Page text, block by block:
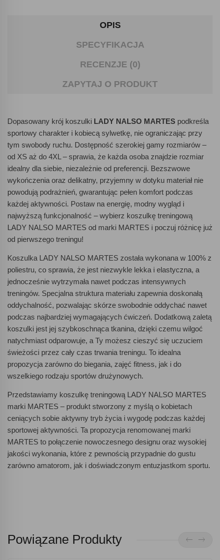
OPIS
SPECYFIKACJA
RECENZJE (0)
ZAPYTAJ O PRODUKT
Dopasowany krój koszulki LADY NALSO MARTES podkreśla
sportowy charakter i kobiecą sylwetkę, nie ograniczając przy
tym swobody ruchu. Dostępność szerokiej gamy rozmiarów –
od XS aż do 4XL – sprawia, że każda osoba znajdzie rozmiar
idealny dla siebie, niezależnie od preferencji. Bezszwowe
wykończenia oraz delikatny, przyjemny w dotyku materiał nie
powodują podrażnień, gwarantując pełen komfort podczas
każdej aktywności. Postaw na energię, modny wygląd i
najwyższą funkcjonalność – wybierz koszulkę treningową
LADY NALSO MARTES od marki MARTES i poczuj różnicę już
od pierwszego treningu!
Koszulka LADY NALSO MARTES została wykonana w 100% z
poliestru, co sprawia, że jest niezwykle lekka i elastyczna, a
jednocześnie wytrzymała nawet podczas intensywnych
treningów. Specjalna struktura materiału zapewnia doskonałą
oddychalność, pozwalając skórze swobodnie oddychać nawet
podczas najbardziej wymagających ćwiczeń. Dodatkową zaletą
koszulki jest jej szybkoschnąca tkanina, dzięki czemu wilgoć
natychmiast odparowuje, a Ty możesz cieszyć się uczuciem
świeżości przez cały czas trwania treningu. To idealna
propozycja zarówno do biegania, zajęć fitness, jak i do
wszelkiego rodzaju sportów drużynowych.
Przedstawiamy koszulkę treningową LADY NALSO MARTES
marki MARTES – produkt stworzony z myślą o kobietach
ceniących sobie aktywny tryb życia i wygodę podczas każdej
sportowej aktywności. Ta propozycja renomowanej marki
MARTES to połączenie nowoczesnego designu oraz wysokiej
jakości wykonania, które z pewnością przypadnie do gustu
zarówno amatorom, jak i doświadczonym entuzjastkom sportu.
Powiązane Produkty